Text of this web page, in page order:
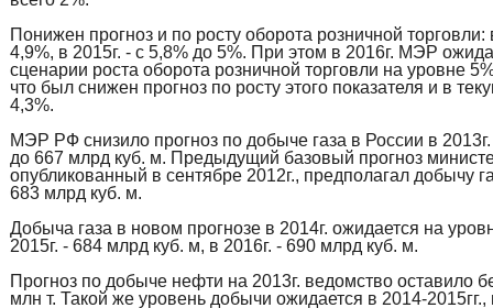
Понижен прогноз и по росту оборота розничной торговли:
4,9%, в 2015г. - с 5,8% до 5%. При этом в 2016г. МЭР
сценарии роста оборота розничной торговли на уровне
что был снижен прогноз по росту этого показателя и в
4,3%.
МЭР РФ снизило прогноз по добыче газа в России в
до 667 млрд куб. м. Предыдущий базовый прогноз
опубликованный в сентябре 2012г., предполагал добычу
683 млрд куб. м.
Добыча газа в новом прогнозе в 2014г. ожидается на
2015г. - 684 млрд куб. м, в 2016г. - 690 млрд куб. м.
Прогноз по добыче нефти на 2013г. ведомство оставило
млн т. Такой же уровень добычи ожидается в 2014-2015гг.,